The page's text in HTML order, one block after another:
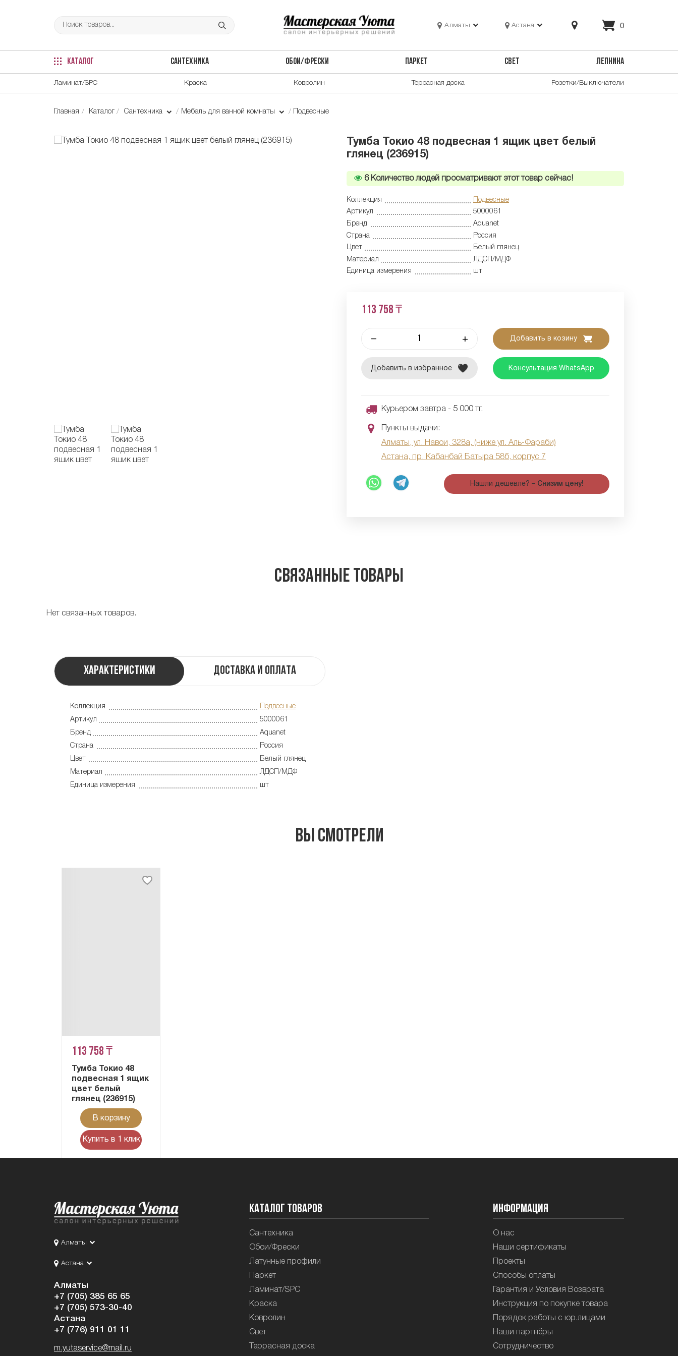
Алматы Астана 0
КАТАЛОГ САНТЕХНИКА ОБОИ/ФРЕСКИ ПАРКЕТ СВЕТ ЛЕПНИНА
Ламинат/SPC Краска Ковролин Террасная доска Розетки/Выключатели
Главная Каталог Сантехника Мебель для ванной комнаты Подвесные
Тумба Токио 48 подвесная 1 ящик цвет белый
глянец (236915)
6Количество людей просматривают этот товар сейчас!
Коллекция
Подвесные
Артикул
5000061
Бренд
Aquanet
Страна
Россия
Цвет
Белый глянец
Материал
ЛДСП/МДФ
Единица измерения
шт
113 758 ₸
– + Добавить в козину
Добавить в избранное Консультация WhatsApp
Курьером завтра - 5 000 тг.
Пункты выдачи:
Алматы, ул. Навои, 328а, (ниже ул. Аль-Фараби)
Астана, пр. Кабанбай Батыра 58б, корпус 7
Нашли дешевле? – Снизим цену!
Связанные товары
Нет связанных товаров.
Характеристики Доставка и оплата
Коллекция
Подвесные
Артикул
5000061
Бренд
Aquanet
Страна
Россия
Цвет
Белый глянец
Материал
ЛДСП/МДФ
Единица измерения
шт
Вы смотрели
113 758 ₸
Тумба Токио 48
подвесная 1 ящик
цвет белый
глянец (236915)
В корзину
Купить в 1 клик
Алматы
Астана
Алматы
+7 (705) 385 65 65
+7 (705) 573-30-40
Астана
+7 (776) 911 01 11
m.yutaservice@mail.ru
Каталог товаров
Сантехника
Обои/Фрески
Латунные профили
Паркет
Ламинат/SPC
Краска
Ковролин
Свет
Террасная доска
Информация
О нас
Наши сертификаты
Проекты
Способы оплаты
Гарантия и Условия Возврата
Инструкция по покупке товара
Порядок работы с юр.лицами
Наши партнёры
Сотрудничество